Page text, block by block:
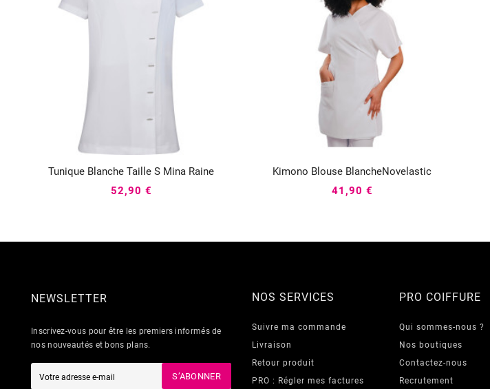
Tunique Blanche Taille S Mina Raine
52,90 €
Kimono Blouse BlancheNovelastic
41,90 €
NEWSLETTER
Inscrivez-vous pour être les premiers informés de
nos nouveautés et bons plans.
S’ABONNER
NOS SERVICES
Suivre ma commande
Livraison
Retour produit
PRO : Régler mes factures
PRO COIFFURE
Qui sommes-nous ?
Nos boutiques
Contactez-nous
Recrutement